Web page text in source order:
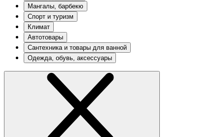
Мангалы, барбекю
Спорт и туризм
Климат
Автотовары
Сантехника и товары для ванной
Одежда, обувь, аксессуары